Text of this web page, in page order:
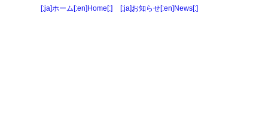
[:ja]ホーム[:en]Home[:] [:ja]お知らせ[:en]News[:]